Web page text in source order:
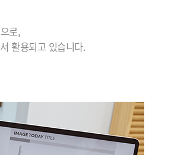
로,
활용되고 있습니다.